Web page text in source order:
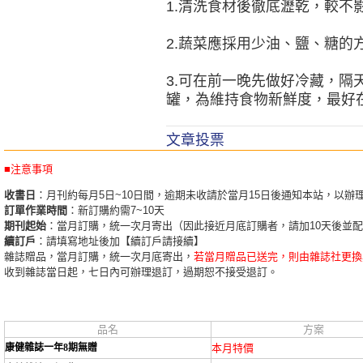
1.清洗食材後徹底瀝乾，較不
2.蔬菜應採用少油、鹽、糖的
3.可在前一晚先做好冷藏，隔
罐，為維持食物新鮮度，最好
文章投票
■注意事項
收書日 ：月刊約每月5日~10日間，逾期未收請於當月15日後通知本站，以辦
訂單作業時間 ：新訂購約需7~10天
期刊起始 ：當月訂購，統一次月寄出（因此接近月底訂購者，請加10天後並
續訂戶 ：請填寫地址後加【續訂戶請接續】
雜誌贈品，當月訂購，統一次月底寄出， 若當月贈品已送完，則由雜誌社更
收到雜誌當日起，七日內可辦理退訂，過期恕不接受退訂。
品名 方案
康健雜誌一年8期無贈 本月特價